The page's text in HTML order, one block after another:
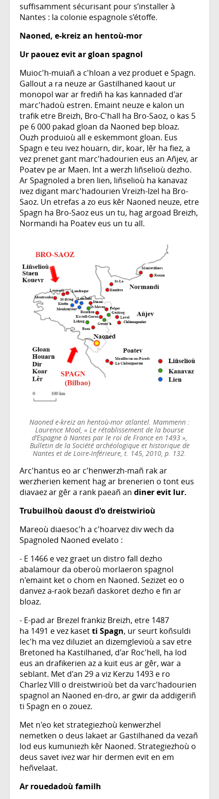
suffisamment sécurisant pour s’installer à
Nantes : la colonie espagnole s’étoffe.
Naoned, e-kreiz an hentoù-mor
Ur paouez evit ar gloan spagnol
Muioc'h-muiañ a c'hloan a vez produet e Spagn.
Gallout a ra neuze ar Gastilhaned kaout ur
monopol war ar frediñ ha kas kannaded d'ar
marc'hadoù estren. Emaint neuze e kalon un
trafik etre Breizh, Bro-C'hall ha Bro-Saoz, o kas 5
pe 6 000 pakad gloan da Naoned bep bloaz.
Ouzh produioù all e eskemmont gloan. Eus
Spagn e teu ivez houarn, dir, koar, lêr ha fiez, a
vez prenet gant marc'hadourien eus an Añjev, ar
Poatev pe ar Maen. Int a werzh liñselioù dezho.
Ar Spagnoled a bren lien, liñselioù ha kanavaz
ivez digant marc'hadourien Vreizh-Izel ha Bro-
Saoz. Un etrefas a zo eus kêr Naoned neuze, etre
Spagn ha Bro-Saoz eus un tu, hag argoad Breizh,
Normandi ha Poatev eus un tu all.
Naoned e-kreiz an hentoù-mor atlantel. Mammenn :
Laurence Moal, « Le rétablissement de la bourse
d’Espagne à Nantes par le roi de France en 1493 »,
Bulletin de la Société archéologique et historique de
Nantes et de Loire-Inférieure, t. 145, 2010, p. 132.
Arc'hantus eo ar c'henwerzh-mañ rak ar
werzherien kement hag ar brenerien o tont eus
diavaez ar gêr a rank paeañ an diner evit lur.
Trubuilhoù daoust d'o dreistwirioù
Mareoù diaesoc'h a c'hoarvez div wech da
Spagnoled Naoned evelato :
- E 1466 e vez graet un distro fall dezho
abalamour da oberoù morlaeron spagnol
n'emaint ket o chom en Naoned. Sezizet eo o
danvez a-raok bezañ daskoret dezho e fin ar
bloaz.
- E-pad ar Brezel frankiz Breizh, etre 1487
ha 1491 e vez kasetti Spagn, ur seurt koñsuldi
lec'h ma vez diluziet an dizemglevioù a sav etre
Bretoned ha Kastilhaned, d'ar Roc'hell, ha lod
eus an drafikerien az a kuit eus ar gêr, war a
seblant. Met d'an 29 a viz Kerzu 1493 e ro
Charlez VIII o dreistwirioù bet da varc'hadourien
spagnol an Naoned en-dro, ar gwir da addigeriñ
ti Spagn en o zouez.
Met n'eo ket strategiezhoù kenwerzhel
nemetken o deus lakaet ar Gastilhaned da vezañ
lod eus kumuniezh kêr Naoned. Strategiezhoù o
deus savet ivez war hir dermen evit en em
heñvelaat.
Ar rouedadoù familh